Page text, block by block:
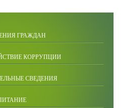
ГРАЖДАН
КОРРУПЦИИ
СВЕДЕНИЯ